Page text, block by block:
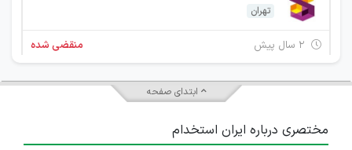
تهران
منقضی شده
اپراتور پشتیبانی نرم افزار های مالی
۲ سال پیش منقضی شده
ابتدای صفحه
مختصری درباره ایران استخدام